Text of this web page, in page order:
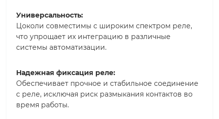
Универсальность:
Цоколи совместимы с широким спектром реле,
что упрощает их интеграцию в различные
системы автоматизации.
Надежная фиксация реле:
Обеспечивает прочное и стабильное соединение
с реле, исключая риск размыкания контактов во
время работы.